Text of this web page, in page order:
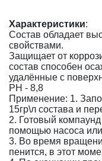
Характеристики:
Состав обладает
свойствами.
Защищает от
состав способен
удалённые с
PH - 8,8
Применение: 1.
15гр\л состава и
2. Готовый
помощью насоса
3. Во время
пенится, в этот